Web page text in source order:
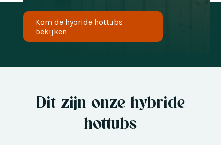
Kom de hybride hottubs
bekijken
Dit zijn onze hybride
hottubs